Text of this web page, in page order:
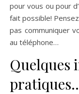
pour vous ou pour
fait possible!
pas communiquer
au téléphone…
Quelques